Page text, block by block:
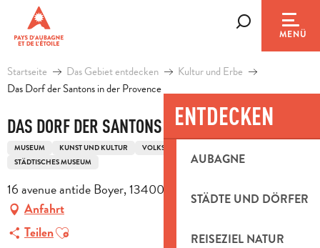
contenu
principal
MENÜ
ENTDECKEN
AUBAGNE
STÄDTE UND DÖRFER
REISEZIEL NATUR
Startseite Das Gebiet entdecken
Kultur und Erbe
Das Dorf der Santons in der Provence
DAS DORF DER SANTONS IN DER PROVENCE
MUSEUM KUNST UND KULTUR
VOLKSKUNST UND TRADITION
STÄDTISCHES MUSEUM
16 avenue antide Boyer, 13400 Aubagne
Anfahrt
TeilenAjouter aux favoris